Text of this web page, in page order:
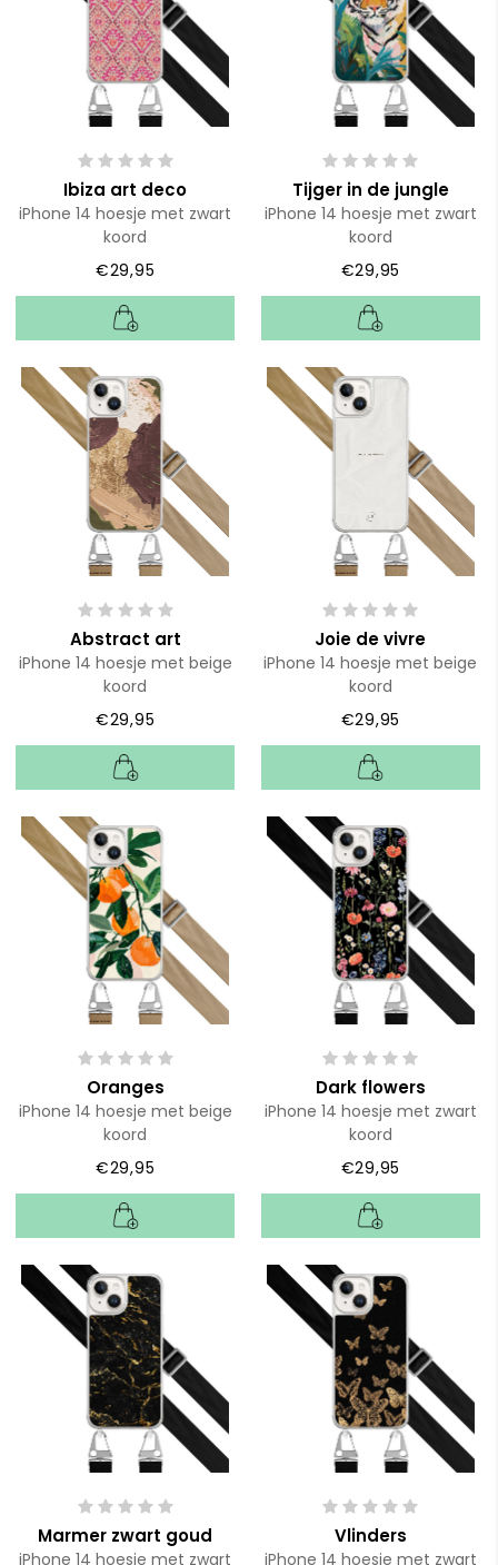
Ibiza art deco
iPhone 14 hoesje met zwart
koord
€29,95
Tijger in de jungle
iPhone 14 hoesje met zwart
koord
€29,95
Abstract art
iPhone 14 hoesje met beige
koord
€29,95
Joie de vivre
iPhone 14 hoesje met beige
koord
€29,95
Oranges
iPhone 14 hoesje met beige
koord
€29,95
Dark flowers
iPhone 14 hoesje met zwart
koord
€29,95
Marmer zwart goud
iPhone 14 hoesje met zwart
Vlinders
iPhone 14 hoesje met zwart